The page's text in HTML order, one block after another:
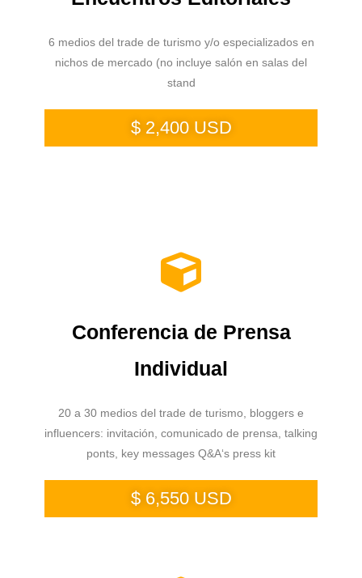
6 medios del trade de turismo y/o especializados en
nichos de mercado (no incluye salón en salas del
stand
$ 2,400 USD
Conferencia de Prensa
Individual
20 a 30 medios del trade de turismo, bloggers e
influencers: invitación, comunicado de prensa, talking
ponts, key messages Q&A‘s press kit
$ 6,550 USD